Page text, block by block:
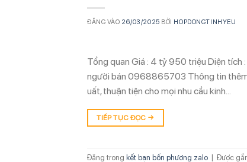
ĐĂNG VÀO 26/03/2025 BỞI HOPDONGTINHYEU
Tổng quan Giá : 4 tỷ 950 triệu Diện tích
người bán 0968865703 Thông tin thêm
uất, thuận tiện cho mọi nhu cầu kinh…
TIẾP TỤC ĐỌC →
Đăng trong kết bạn bốn phương zalo Được